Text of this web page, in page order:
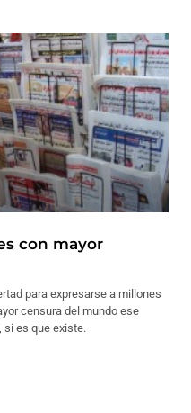
con mayor
para expresarse a millones
censura del mundo ese
si es que existe.